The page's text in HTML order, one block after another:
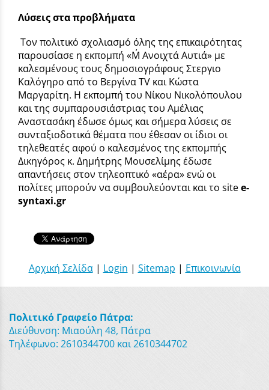
Λύσεις στα προβλήματα
Τον πολιτικό σχολιασμό όλης της επικαιρότητας
παρουσίασε η εκπομπή «Μ΄ Ανοιχτά Αυτιά» με
καλεσμένους τους δημοσιογράφους Στεργιο
Καλόγηρο από το Βεργίνα TV και Κώστα
Μαργαρίτη. Η εκπομπή του Νίκου Νικολόπουλου
και της συμπαρουσιάστριας του Αμέλιας
Αναστασάκη έδωσε όμως και σήμερα λύσεις σε
συνταξιοδοτικά θέματα που έθεσαν οι ίδιοι οι
τηλεθεατές αφού ο καλεσμένος της εκπομπής
Δικηγόρος κ. Δημήτρης Μουσελίμης έδωσε
απαντήσεις στον τηλεοπτικό «αέρα» ενώ οι
πολίτες μπορούν να συμβουλεύονται και το sitee-
syntaxi.gr
Αρχική Σελίδα| Login | Sitemap | Επικοινωνία
Πολιτικό Γραφείο Πάτρα:
Διεύθυνση: Μιαούλη 48, Πάτρα
Τηλέφωνο: 2610344700 και 2610344702